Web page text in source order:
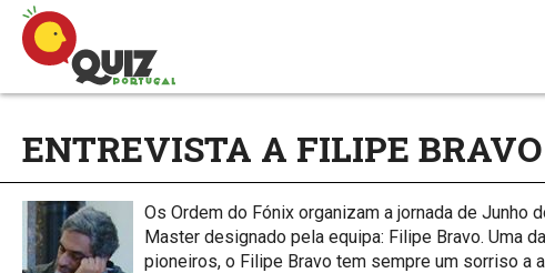
ENTREVISTA A FILIPE
Os Ordem do Fónix organizam a jornada de Junho
Master designado pela equipa: Filipe Bravo. Uma
pioneiros, o Filipe Bravo tem sempre um sorriso a